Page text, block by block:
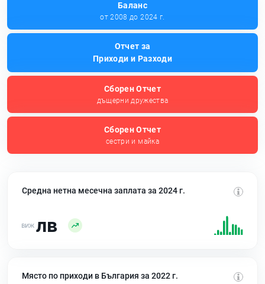
Баланс
от 2008 до 2024 г.
Отчет за
Приходи и Разходи
Сборен Отчет
дъщерни дружества
Сборен Отчет
сестри и майка
Средна нетна месечна заплата за 2024 г.
лв
Място по приходи в България за 2022 г.